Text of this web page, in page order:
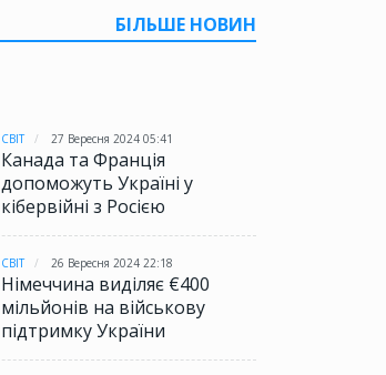
БІЛЬШЕ НОВИН
СВІТ 27 Вересня 2024 05:41
Канада та Франція
допоможуть Україні у
кібервійні з Росією
СВІТ 26 Вересня 2024 22:18
Німеччина виділяє €400
мільйонів на військову
підтримку України